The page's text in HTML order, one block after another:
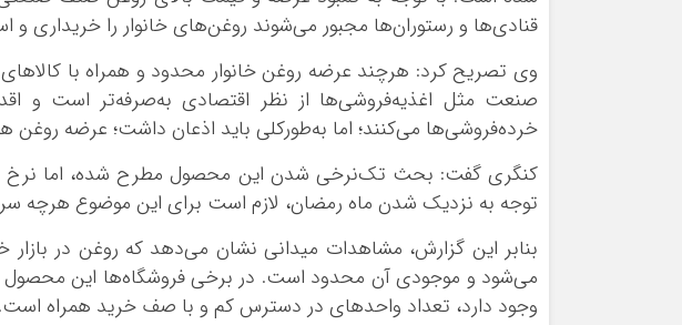
قنادی‌ها و رستوران‌ها مجبور می‌شوند روغن‌های خانوار را خریداری و
وی تصریح کرد: هرچند عرضه روغن خانوار محدود و همراه با
صنعت مثل اغذیه‌فروشی‌ها از نظر اقتصادی به‌صرفه‌تر است و
خرده‌فروشی‌ها می‌کنند؛ اما به‌طورکلی باید اذعان داشت؛ عرضه
کنگری گفت: بحث تک‌نرخی شدن این محصول مطرح شده، اما نرخ
توجه به نزدیک شدن ماه رمضان، لازم است برای این موضوع هرچه
بنابر این گزارش، مشاهدات میدانی نشان می‌دهد که روغن در
می‌شود و موجودی آن محدود است. در برخی فروشگاه‌ها این محصول
وجود دارد، تعداد واحدهای در دسترس کم و با صف خرید همراه است.